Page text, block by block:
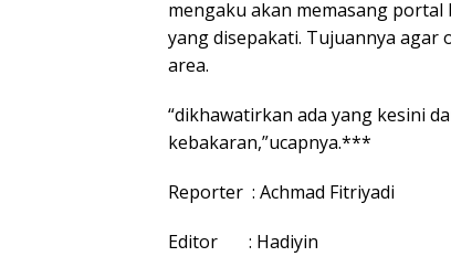
mengaku akan memasang portal
yang disepakati. Tujuannya
area.
“dikhawatirkan ada yang kesini
kebakaran,”ucapnya.***
Reporter : Achmad Fitriyadi
Editor : Hadiyin